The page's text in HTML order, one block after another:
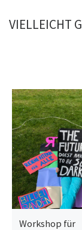
VIELLEICHT
Workshop für